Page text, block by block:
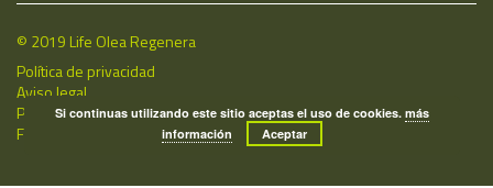
© 2019 Life Olea Regenera
Política de privacidad
Aviso legal
Política de cookies
Fecha de última actualización: 08/08/2026
Si continuas utilizando este sitio aceptas el uso de cookies.más
información
Aceptar